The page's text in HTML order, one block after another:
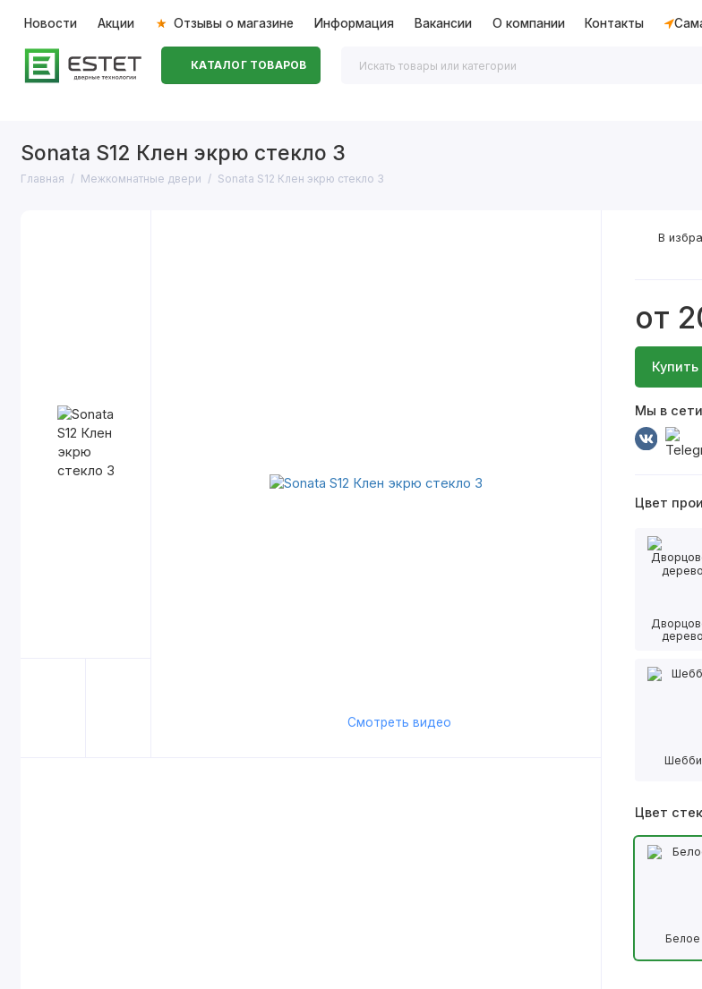
Новости Акции Отзывы о магазине Информация Вакансии О компании Контакты
КАТАЛОГ ТОВАРОВ
Sonata S12 Клен экрю стекло 3
Главная Межкомнатные двери Sonata S12 Клен экрю стекло 3
Смотреть видео
от
Купить
Мы в сети
В
Цвет
дерево
Шебби
Цвет
Белое